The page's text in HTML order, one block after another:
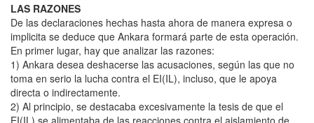
LAS RAZONES
De las declaraciones hechas hasta ahora de manera expresa o
implicita se deduce que Ankara formará parte de esta operación.
En primer lugar, hay que analizar las razones:
1) Ankara desea deshacerse las acusaciones, según las que no
toma en serio la lucha contra el EI(IL), incluso, que le apoya
directa o indirectamente.
2) Al principio, se destacaba excesivamente la tesis de que el
EI(IL) se alimentaba de las reacciones contra el aislamiento de